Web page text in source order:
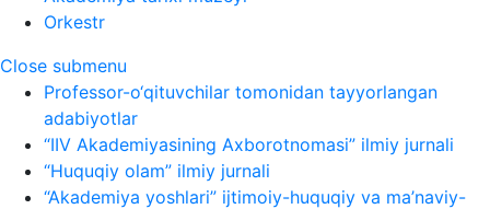
Orkestr
Close submenu
Professor-o‘qituvchilar tomonidan tayyorlangan
adabiyotlar
“IIV Akademiyasining Axborotnomasi” ilmiy jurnali
“Huquqiy olam” ilmiy jurnali
“Akademiya yoshlari” ijtimoiy-huquqiy va ma’naviy-